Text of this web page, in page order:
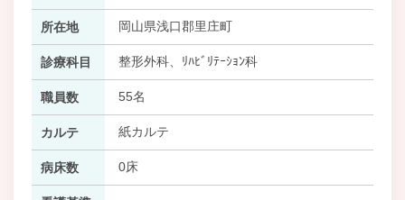
所在地 岡山県浅口郡里庄町
診療科目 整形外科、ﾘﾊﾋﾞﾘﾃｰｼｮﾝ科
職員数 55名
カルテ 紙カルテ
病床数 0床